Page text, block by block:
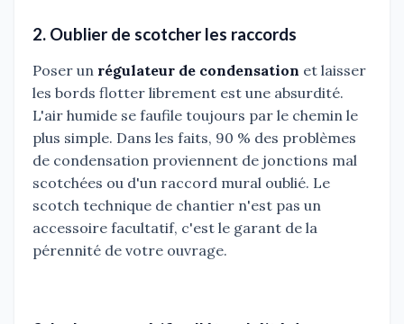
2. Oublier de scotcher les raccords
Poser un régulateur de condensation et laisser
les bords flotter librement est une absurdité.
L'air humide se faufile toujours par le chemin le
plus simple. Dans les faits, 90 % des problèmes
de condensation proviennent de jonctions mal
scotchées ou d'un raccord mural oublié. Le
scotch technique de chantier n'est pas un
accessoire facultatif, c'est le garant de la
pérennité de votre ouvrage.